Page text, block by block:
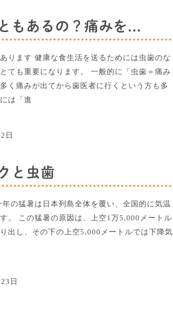
もあるの？痛みを...
ります 健康な食生活を送るためには虫歯のな
ても重要になります。 一般的に「虫歯＝痛み
く痛みが出てから歯医者に行くという方も多
は「進
日
と虫歯
の猛暑は日本列島全体を覆い、全国的に気温
。 この猛暑の原因は、上空1万5,000メートル
出し、その下の上空5,000メートルでは下降気
日